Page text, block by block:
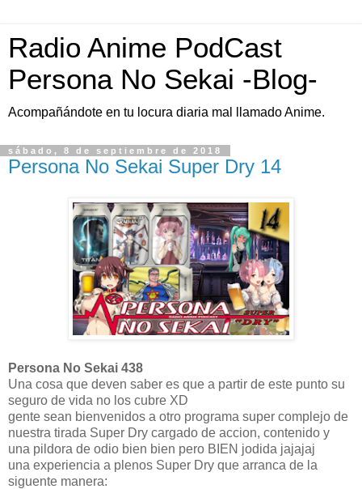
Radio Anime PodCast
Persona No Sekai -Blog-
Acompañándote en tu locura diaria mal llamado Anime.
sábado, 8 de septiembre de 2018
Persona No Sekai Super Dry 14
Persona No Sekai 438
Una cosa que deven saber es que a partir de este punto su
seguro de vida no los cubre XD
gente sean bienvenidos a otro programa super complejo de
nuestra tirada Super Dry cargado de accion, contenido y
una pildora de odio bien bien pero BIEN jodida jajajaj
una experiencia a plenos Super Dry que arranca de la
siguente manera: